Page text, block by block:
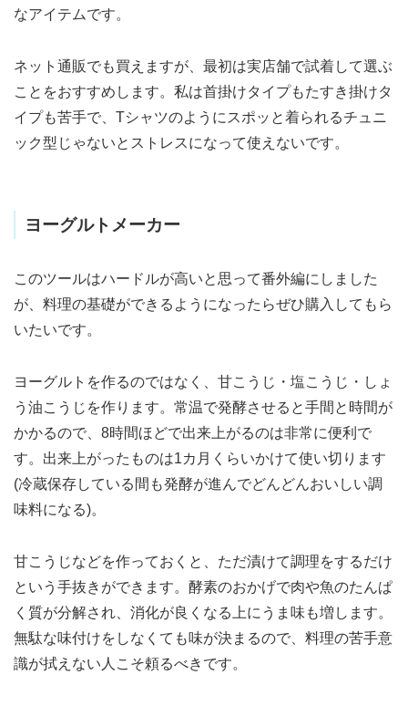
なアイテムです。
ネット通販でも買えますが、最初は実店舗で試着して選ぶ
ことをおすすめします。私は首掛けタイプもたすき掛けタ
イプも苦手で、Tシャツのようにスポッと着られるチュニ
ック型じゃないとストレスになって使えないです。
ヨーグルトメーカー
このツールはハードルが高いと思って番外編にしました
が、料理の基礎ができるようになったらぜひ購入してもら
いたいです。
ヨーグルトを作るのではなく、甘こうじ・塩こうじ・しょ
う油こうじを作ります。常温で発酵させると手間と時間が
かかるので、8時間ほどで出来上がるのは非常に便利で
す。出来上がったものは1カ月くらいかけて使い切ります
(冷蔵保存している間も発酵が進んでどんどんおいしい調
味料になる)。
甘こうじなどを作っておくと、ただ漬けて調理をするだけ
という手抜きができます。酵素のおかげで肉や魚のたんぱ
く質が分解され、消化が良くなる上にうま味も増します。
無駄な味付けをしなくても味が決まるので、料理の苦手意
識が拭えない人こそ頼るべきです。